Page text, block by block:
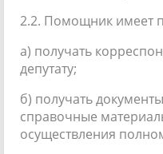
2.2. Помощник имеет
а) получать
депутату;
б) получать
справочные
осуществления